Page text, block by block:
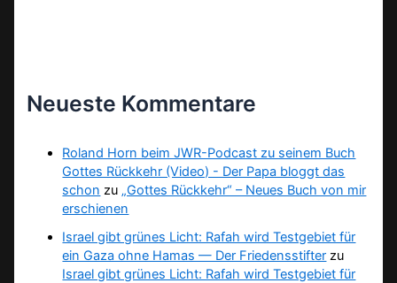
Neueste Kommentare
Roland Horn beim JWR-Podcast zu seinem Buch
Gottes Rückkehr (Video) - Der Papa bloggt das
schon zu „Gottes Rückkehr“ – Neues Buch von mir
erschienen
Israel gibt grünes Licht: Rafah wird Testgebiet für
ein Gaza ohne Hamas — Der Friedensstifter zu
Israel gibt grünes Licht: Rafah wird Testgebiet für